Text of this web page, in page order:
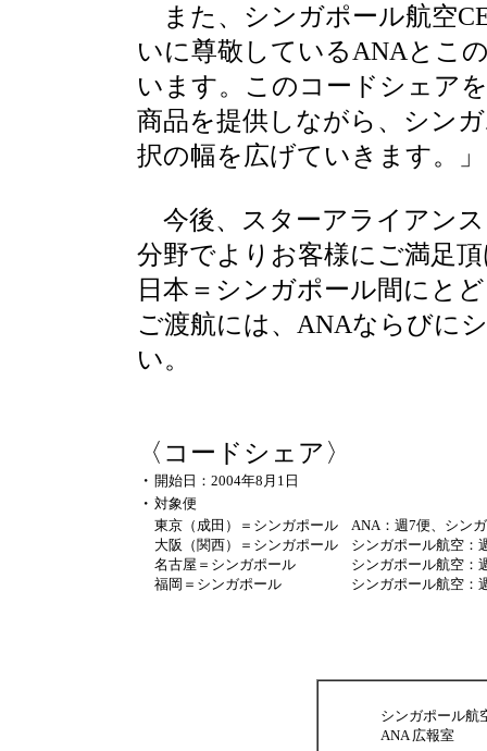
また、シンガポール航空
いに尊敬しているANAとこ
います。このコードシェア
商品を提供しながら、シン
択の幅を広げていきます。
今後、スターアライアン
分野でよりお客様にご満足
日本＝シンガポール間にと
ご渡航には、ANAならびに
い。
〈コードシェア〉
・ 開始日：2004年8月1日
・ 対象便
東京（成田）＝シンガポール ANA：週7便、シン
大阪（関西）＝シンガポール
シンガポール航空：
名古屋＝シンガポール
シンガポール航空：
福岡＝シンガポール
シンガポール航空：
シンガポール
ANA 広報室